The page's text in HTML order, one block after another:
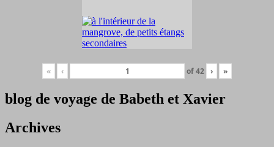
« ‹ of42 › »
blog de voyage de Babeth et Xavier
Archives